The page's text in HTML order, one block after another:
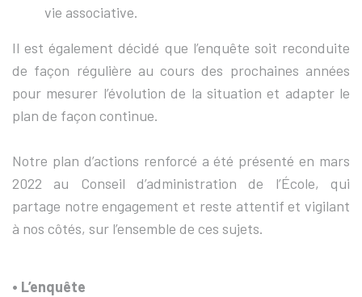
vie associative.
Il est également décidé que l’enquête soit reconduite
de façon régulière au cours des prochaines années
pour mesurer l’évolution de la situation et adapter le
plan de façon continue.
Notre plan d’actions renforcé a été présenté en mars
2022 au Conseil d’administration de l’École, qui
partage notre engagement et reste attentif et vigilant
à nos côtés, sur l’ensemble de ces sujets.
• L’enquête